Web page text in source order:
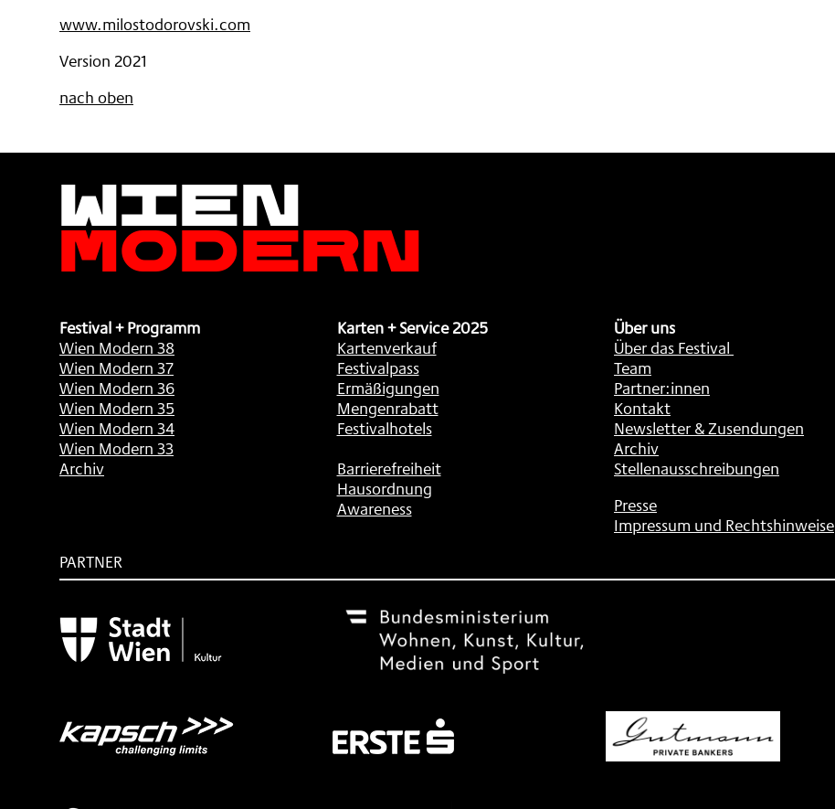
www.milostodorovski.com
Version 2021
nach oben
Wien
Modern
Festival + Programm
Wien Modern 38
Wien Modern 37
Wien Modern 36
Wien Modern 35
Wien Modern 34
Wien Modern 33
Archiv
Karten + Service 2025
Kartenverkauf
Festivalpass
Ermäßigungen
Mengenrabatt
Festivalhotels
Barrierefreiheit
Hausordnung
Awareness
Über uns
Über das Festival
Team
Partner:innen
Kontakt
Newsletter & Zusendungen
Archiv
Stellenausschreibungen
Presse
Impressum und Rechtshinweise
PARTNER